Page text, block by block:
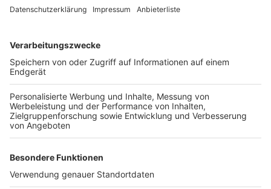
Risikogebiet erklärt wird, kann
wie zu Beginn der Corona-Pandemie ist das aber leider
nicht mehr. Die Einstufung als Risikogebiet und damit
verbundene Reisewarnungen könnten Gerichte
Eine solche Verschiebung des Risikos zu Lasten der
Verbraucher sieht der ADAC kritisch. Dann lägen
nämlich keine unvermeidbaren, außergewöhnlichen
ermöglichen. Klar ist hingegen:
einem Land bucht, das schon zum